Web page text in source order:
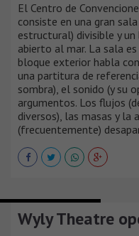
El Centro de
consiste en una gran
estructural) divisible y
abierto al mar. La sala
bloque exterior habla
una partitura de
sombra), el sonido (y su
argumentos. Los flujos
diversos), las masas y la
(frecuentemente)
Wyly Theatre